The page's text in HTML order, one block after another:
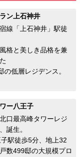
ン上石神井
線「上石神井」駅徒
格と美しき品格を兼
の低層レジデンス。
ー八王子
口最高峰タワーレジ
誕生。
駅徒歩5分、地上32
数499邸の大規模プロ